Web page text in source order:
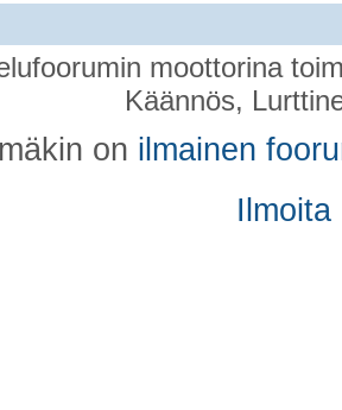
moottorina
Käännös,
on ilmainen